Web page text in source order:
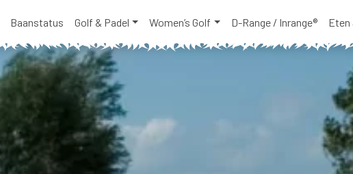
Baanstatus Golf & Padel Women’s Golf D-Range / Inrange® Eten